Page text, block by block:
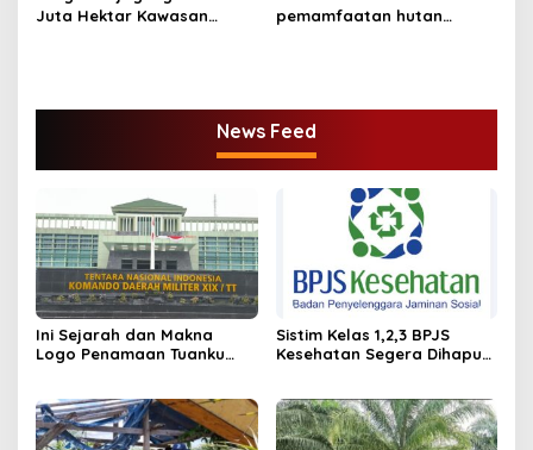
Juta Hektar Kawasan
pemamfaatan hutan
News Feed
Ini Sejarah dan Makna
Logo Penamaan Tuanku
Sistim Kelas 1,2,3 BPJS
Kesehatan Segera Dihapus,